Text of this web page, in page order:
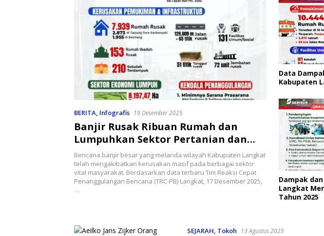
BERITA, Infografis 19 Desember 2025
Banjir Rusak Ribuan Rumah dan
Lumpuhkan Sektor Pertanian dan
Peternakan Warga
Bencana banjir besar yang melanda wilayah Kabupaten Langkat
telah mengakibatkan kerusakan masif pada berbagai sektor
vital masyarakat. Berdasarkan data terbaru Tim Reaksi Cepat
Penanggulangan Bencana (TRC-PB) Langkat, 17 Desember 2025,
…
Data
Kabupaten
Dampak
Langkat
Tahun 2025
SEJARAH, Tokoh 13 Agustus 2025